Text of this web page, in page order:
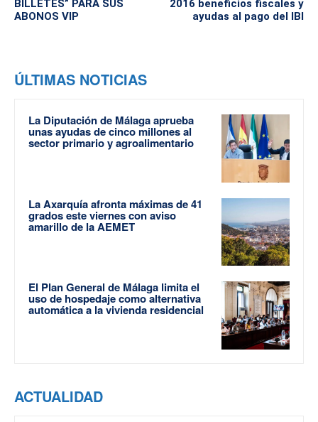
BILLETES” PARA SUS
ABONOS VIP
2016 beneficios fiscales y
ayudas al pago del IBI
ÚLTIMAS NOTICIAS
La Diputación de Málaga aprueba
unas ayudas de cinco millones al
sector primario y agroalimentario
La Axarquía afronta máximas de 41
grados este viernes con aviso
amarillo de la AEMET
El Plan General de Málaga limita el
uso de hospedaje como alternativa
automática a la vivienda residencial
ACTUALIDAD